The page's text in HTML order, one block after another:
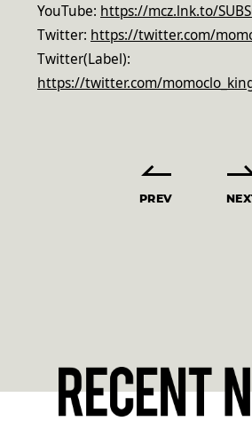
YouTube: https://mcz.lnk.to/
Twitter: https://twitter.com/
Twitter(Label):
https://twitter.com/
PREV